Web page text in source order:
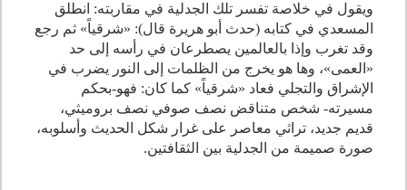
ويقول في خلاصة تفسر تلك الجدلية في مقاربته: انطلق
المسعدي في كتابه (حدث أبو هريرة قال): «شرقياً» ثم رجع
وقد تغرب وإذا بالعالمين يصطرعان في رأسه إلى حد
«العمى»، وها هو يخرج من الظلمات إلى النور يضرب في
الإشراق والتجلي فعاد «شرقياً» كما كان: فهو-بحكم
مسيرته- شخص متناقض نصف صوفي نصف بروميثي،
قديم جديد، تراثي معاصر على غرار شكل الحديث وأسلوبه،
صورة صميمة من الجدلية بين الثقافتين.